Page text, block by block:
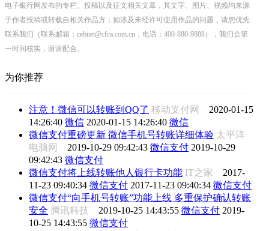
电子银行网发布的专栏、投稿以及征文相关文章，其文字、图片、视频均来源
于作者投稿或转载自相关作品方；如涉及未经许可使用作品的问题，请您优先
联系我们（联系邮箱：cebnet@cfca.com.cn，电话：400-880-9888），我们会第
一时间核实，谢谢配合。
为你推荐
注意！微信可以转账到QQ了 移动支付网 2020-01-15
14:26:40 微信 2020-01-15 14:26:40 微信
微信支付重磅更新 微信手机号转账详细体验 太平洋
电脑网 2019-10-29 09:42:43 微信支付 2019-10-29
09:42:43 微信支付
微信支付将上线转账他人银行卡功能 IT之家 2017-
11-23 09:40:34 微信支付 2017-11-23 09:40:34 微信支付
微信支付“向手机号转账”功能上线 多重保护确认转账
安全 腾讯科技 2019-10-25 14:43:55 微信支付 2019-
10-25 14:43:55 微信支付